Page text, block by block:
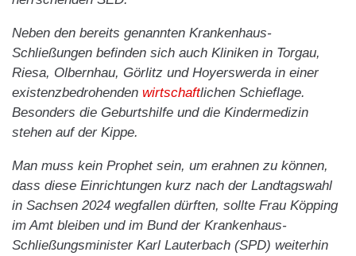
Neben den bereits genannten Krankenhaus-
Schließungen befinden sich auch Kliniken in Torgau,
Riesa, Olbernhau, Görlitz und Hoyerswerda in einer
existenzbedrohenden wirtschaftlichen Schieflage.
Besonders die Geburtshilfe und die Kindermedizin
stehen auf der Kippe.
Man muss kein Prophet sein, um erahnen zu können,
dass diese Einrichtungen kurz nach der Landtagswahl
in Sachsen 2024 wegfallen dürften, sollte Frau Köpping
im Amt bleiben und im Bund der Krankenhaus-
Schließungsminister Karl Lauterbach (SPD) weiterhin